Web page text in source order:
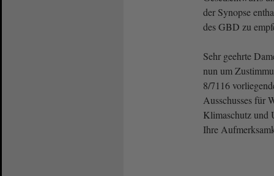
der Synopse
des GBD zu
Sehr geehrte
nun um
8/7116
Ausschusses für
Klimaschutz und
Ihre